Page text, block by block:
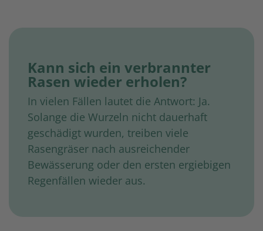
Kann sich ein verbrannter
Rasen wieder erholen?
In vielen Fällen lautet die Antwort: Ja.
Solange die Wurzeln nicht dauerhaft
geschädigt wurden, treiben viele
Rasengräser nach ausreichender
Bewässerung oder den ersten ergiebigen
Regenfällen wieder aus.